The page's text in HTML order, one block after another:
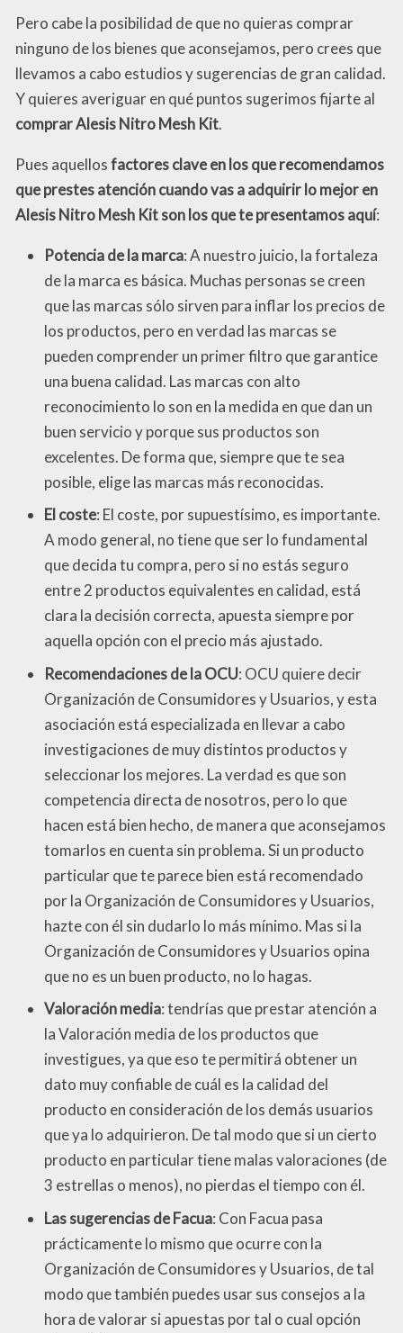
Pero cabe la posibilidad de que no quieras comprar
ninguno de los bienes que aconsejamos, pero crees que
llevamos a cabo estudios y sugerencias de gran calidad.
Y quieres averiguar en qué puntos sugerimos fijarte al
comprar Alesis Nitro Mesh Kit.
Pues aquellosfactores clave en los que recomendamos
que prestes atención cuando vas a adquirir lo mejor en
Alesis Nitro Mesh Kit son los que te presentamos aquí:
Potencia de la marca: A nuestro juicio, la fortaleza
de la marca es básica. Muchas personas se creen
que las marcas sólo sirven para inflar los precios de
los productos, pero en verdad las marcas se
pueden comprender un primer filtro que garantice
una buena calidad. Las marcas con alto
reconocimiento lo son en la medida en que dan un
buen servicio y porque sus productos son
excelentes. De forma que, siempre que te sea
posible, elige las marcas más reconocidas.
El coste: El coste, por supuestísimo, es importante.
A modo general, no tiene que ser lo fundamental
que decida tu compra, pero si no estás seguro
entre 2 productos equivalentes en calidad, está
clara la decisión correcta, apuesta siempre por
aquella opción con el precio más ajustado.
Recomendaciones de la OCU: OCU quiere decir
Organización de Consumidores y Usuarios, y esta
asociación está especializada en llevar a cabo
investigaciones de muy distintos productos y
seleccionar los mejores. La verdad es que son
competencia directa de nosotros, pero lo que
hacen está bien hecho, de manera que aconsejamos
tomarlos en cuenta sin problema. Si un producto
particular que te parece bien está recomendado
por la Organización de Consumidores y Usuarios,
hazte con él sin dudarlo lo más mínimo. Mas si la
Organización de Consumidores y Usuarios opina
que no es un buen producto, no lo hagas.
Valoración media: tendrías que prestar atención a
la Valoración media de los productos que
investigues, ya que eso te permitirá obtener un
dato muy confiable de cuál es la calidad del
producto en consideración de los demás usuarios
que ya lo adquirieron. De tal modo que si un cierto
producto en particular tiene malas valoraciones (de
3 estrellas o menos), no pierdas el tiempo con él.
Las sugerencias de Facua: Con Facua pasa
prácticamente lo mismo que ocurre con la
Organización de Consumidores y Usuarios, de tal
modo que también puedes usar sus consejos a la
hora de valorar si apuestas por tal o cual opción